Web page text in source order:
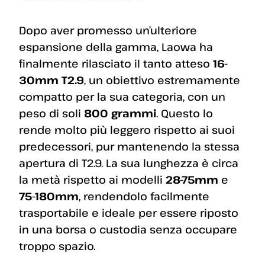
Dopo aver promesso un’ulteriore
espansione della gamma, Laowa ha
finalmente rilasciato il tanto atteso 16-
30mm T2.9, un obiettivo estremamente
compatto per la sua categoria, con un
peso di soli 800 grammi. Questo lo
rende molto più leggero rispetto ai suoi
predecessori, pur mantenendo la stessa
apertura di T2.9. La sua lunghezza è circa
la metà rispetto ai modelli 28-75mm e
75-180mm, rendendolo facilmente
trasportabile e ideale per essere riposto
in una borsa o custodia senza occupare
troppo spazio.